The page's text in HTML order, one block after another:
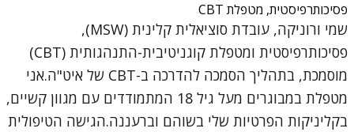
פסיכותרפיסטית, מטפלת CBT
שמי ורוניקה, עובדת סוציאלית קלינית (MSW),
פסיכותרפיסטית ומטפלת קוגניטיבית-התנהגותית (CBT)
מוסמכת, בתהליך הסמכה להדרכה ב-CBT של איט"ה.אני
מטפלת במבוגרים מעל גיל 18 המתמודדים עם מגוון קשיים,
בקליניקות הפרטיות שלי בשוהם וברעננה.הגישה הטיפולית